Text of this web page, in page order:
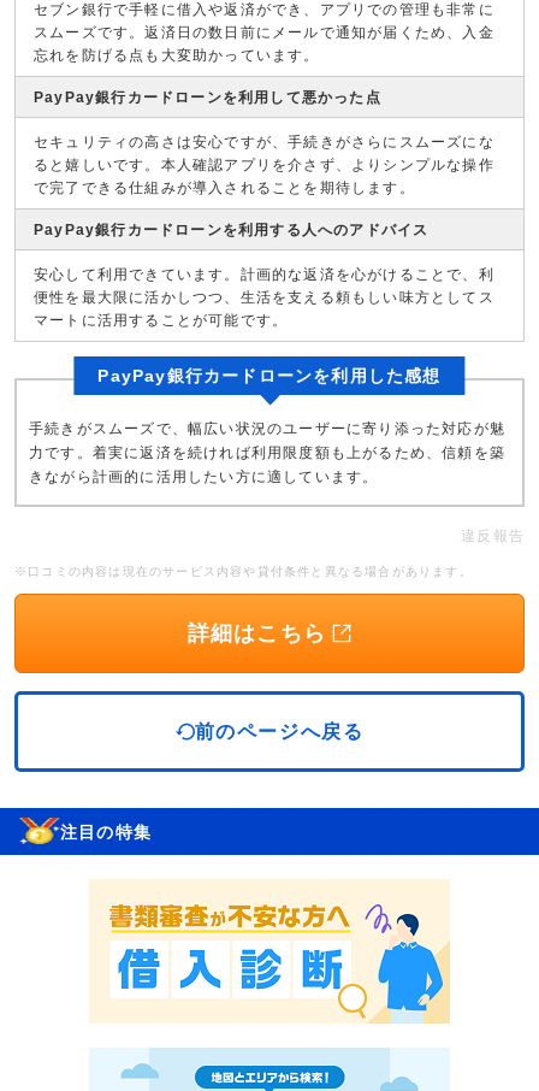
セブン銀行で手軽に借入や返済ができ、アプリでの管理も非常に
スムーズです。返済日の数日前にメールで通知が届くため、入金
忘れを防げる点も大変助かっています。
PayPay銀行カードローンを利用して悪かった点
セキュリティの高さは安心ですが、手続きがさらにスムーズにな
ると嬉しいです。本人確認アプリを介さず、よりシンプルな操作
で完了できる仕組みが導入されることを期待します。
PayPay銀行カードローンを利用する人へのアドバイス
安心して利用できています。計画的な返済を心がけることで、利
便性を最大限に活かしつつ、生活を支える頼もしい味方としてス
マートに活用することが可能です。
PayPay銀行カードローンを利用した感想
手続きがスムーズで、幅広い状況のユーザーに寄り添った対応が魅
力です。着実に返済を続ければ利用限度額も上がるため、信頼を築
きながら計画的に活用したい方に適しています。
違反報告
※口コミの内容は現在のサービス内容や貸付条件と異なる場合があります。
詳細はこちら
前のページへ戻る
注目の特集